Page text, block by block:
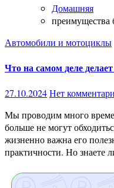
Домашняя
преимущества
Автомобили и мотоциклы
Что на самом деле
27.10.2024Нет
Мы проводим много времени в машине. Некоторые люди
больше не могут
жизненно важна его
практичности. Но знаете